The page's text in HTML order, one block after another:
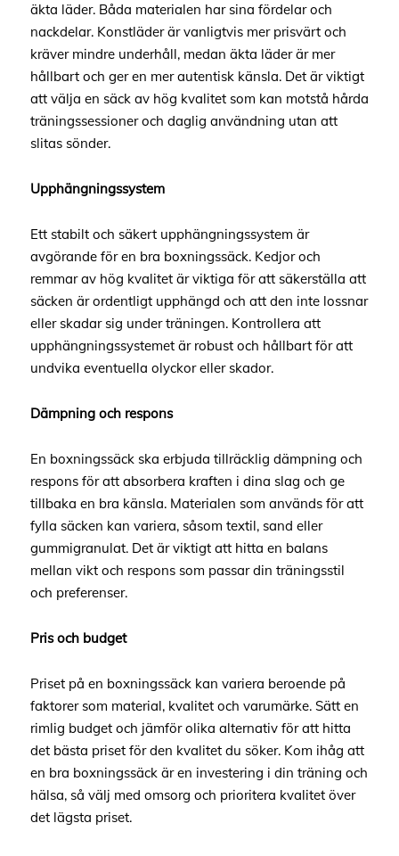
äkta läder. Båda materialen har sina fördelar och
nackdelar. Konstläder är vanligtvis mer prisvärt och
kräver mindre underhåll, medan äkta läder är mer
hållbart och ger en mer autentisk känsla. Det är viktigt
att välja en säck av hög kvalitet som kan motstå hårda
träningssessioner och daglig användning utan att
slitas sönder.
Upphängningssystem
Ett stabilt och säkert upphängningssystem är
avgörande för en bra boxningssäck. Kedjor och
remmar av hög kvalitet är viktiga för att säkerställa att
säcken är ordentligt upphängd och att den inte lossnar
eller skadar sig under träningen. Kontrollera att
upphängningssystemet är robust och hållbart för att
undvika eventuella olyckor eller skador.
Dämpning och respons
En boxningssäck ska erbjuda tillräcklig dämpning och
respons för att absorbera kraften i dina slag och ge
tillbaka en bra känsla. Materialen som används för att
fylla säcken kan variera, såsom textil, sand eller
gummigranulat. Det är viktigt att hitta en balans
mellan vikt och respons som passar din träningsstil
och preferenser.
Pris och budget
Priset på en boxningssäck kan variera beroende på
faktorer som material, kvalitet och varumärke. Sätt en
rimlig budget och jämför olika alternativ för att hitta
det bästa priset för den kvalitet du söker. Kom ihåg att
en bra boxningssäck är en investering i din träning och
hälsa, så välj med omsorg och prioritera kvalitet över
det lägsta priset.